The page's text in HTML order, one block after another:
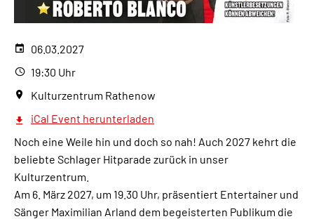
06.03.2027
19:30 Uhr
Kulturzentrum Rathenow
iCal Event herunterladen
Noch eine Weile hin und doch so nah! Auch 2027 kehrt die
beliebte Schlager Hitparade zurück in unser
Kulturzentrum.
Am 6. März 2027, um 19.30 Uhr, präsentiert Entertainer und
Sänger Maximilian Arland dem begeisterten Publikum die